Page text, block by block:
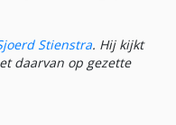
Stienstra. Hij kijkt
daarvan op gezette